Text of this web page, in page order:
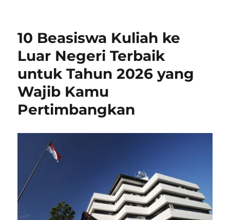
Negeri
untuk
Mahasiswa
S1
10 Beasiswa Kuliah ke
Luar Negeri Terbaik
untuk Tahun 2026 yang
Wajib Kamu
Pertimbangkan